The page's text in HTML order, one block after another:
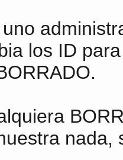
los ID
nada,